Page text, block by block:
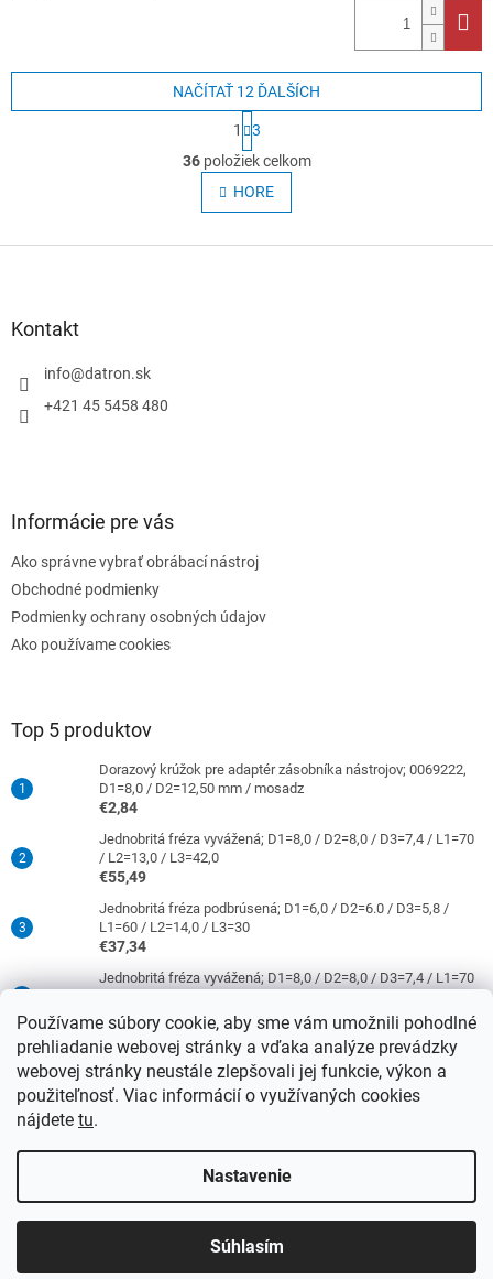
Používame súbory cookie, aby sme vám umožnili pohodlné
prehliadanie webovej stránky a vďaka analýze prevádzky
webovej stránky neustále zlepšovali jej funkcie, výkon a
použiteľnosť. Viac informácií o využívaných cookies
nájdete tu.
Nastavenie
Súhlasím
Upozorňujeme, že od 15.4.2026 sa ceny nástrojov so stopkami 3
mm a 6 mm sa zvýšia o 4 % a nástroje so stopkami 8 mm a viac
O
v
l
á
NAČÍTAŤ 12 ĎALŠÍCH
S
t
r
á
n
k
v
1
3
36položiek celkom
HORE
Kontakt
info@datron.sk
+421 45 5458 480
Informácie pre vás
Ako správne vybrať obrábací nástroj
Obchodné podmienky
Podmienky ochrany osobných údajov
Ako používame cookies
Top 5 produktov
Dorazový krúžok pre adaptér zásobníka nástrojov; 0069222,
D1=8,0 / D2=12,50 mm / mosadz
€2,84
Jednobritá fréza vyvážená; D1=8,0 / D2=8,0 / D3=7,4 / L1=70
/ L2=13,0 / L3=42,0
€55,49
Jednobritá fréza podbrúsená; D1=6,0 / D2=6.0 / D3=5,8 /
L1=60 / L2=14,0 / L3=30
€37,34
Jednobritá fréza vyvážená; D1=8,0 / D2=8,0 / D3=7,4 / L1=70
€63,86
Jednobritá fréza podbrúsená; D1=4,0 / D2=6,0 / D3=3,8 /
L1=50 / L2=10,0 / L3=21
€37,34
Upraviť nastavenie cookies